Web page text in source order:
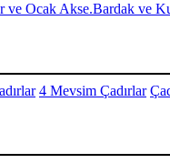
ve Ocak Akse.Bardak ve
4 Mevsim Çadırlar